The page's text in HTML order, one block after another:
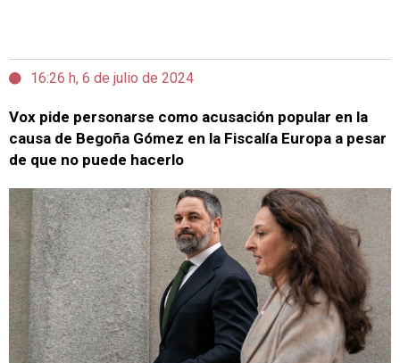
16:26 h, 6 de julio de 2024
Vox pide personarse como acusación popular en la
causa de Begoña Gómez en la Fiscalía Europa a pesar
de que no puede hacerlo